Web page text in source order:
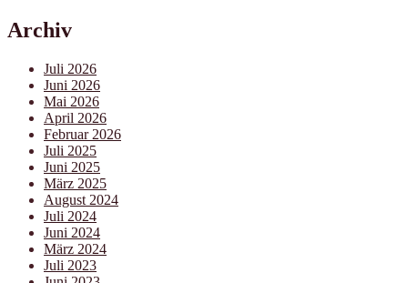
Archiv
Juli 2026
Juni 2026
Mai 2026
April 2026
Februar 2026
Juli 2025
Juni 2025
März 2025
August 2024
Juli 2024
Juni 2024
März 2024
Juli 2023